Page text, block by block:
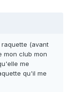
(avant
mon club mon
me
qu'il me